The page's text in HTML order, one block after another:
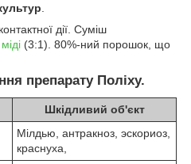
дії. Суміш
(3:1). 80%-ний порошок, що
препарату Поліху.
Шкідливий об'єкт
Мілдью, антракноз, эскориоз,
краснуха,